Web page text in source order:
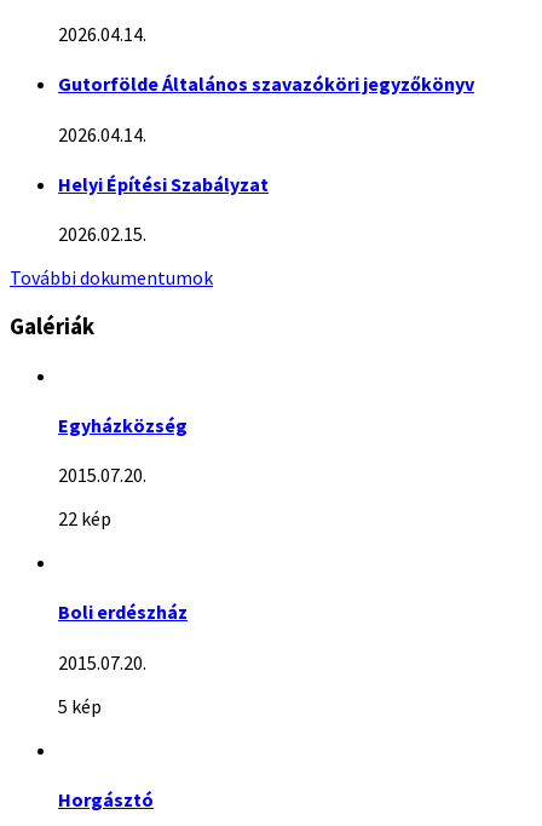
2026.04.14.
Gutorfölde Általános szavazóköri jegyzőkönyv
2026.04.14.
Helyi Építési Szabályzat
2026.02.15.
További dokumentumok
Galériák
Egyházközség
2015.07.20.
22 kép
Boli erdészház
2015.07.20.
5 kép
Horgásztó